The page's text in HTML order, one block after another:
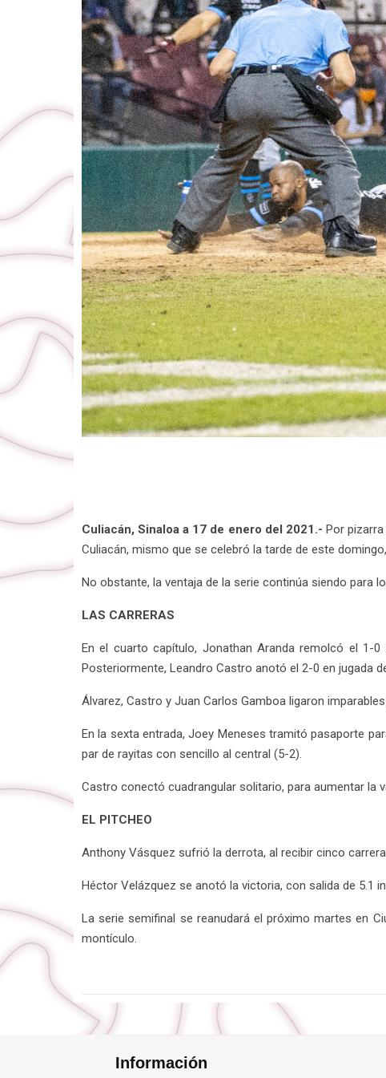
Culiacán, Sinaloa a 17 de enero del 2021.- Por
Culiacán, mismo que se celebró la tarde de este
No obstante, la ventaja de la serie continúa siendo para
LAS CARRERAS
En el cuarto capítulo, Jonathan Aranda remolcó el 1-
Posteriormente, Leandro Castro anotó el 2-0 en jugada
Álvarez, Castro y Juan Carlos Gamboa ligaron
En la sexta entrada, Joey Meneses tramitó pasaporte
par de rayitas con sencillo al central (5-2).
Castro conectó cuadrangular solitario, para aumentar la
EL PITCHEO
Anthony Vásquez sufrió la derrota, al recibir cinco
Héctor Velázquez se anotó la victoria, con salida de 5.1
La serie semifinal se reanudará el próximo martes en
montículo.
Información